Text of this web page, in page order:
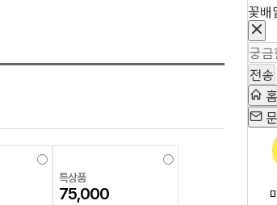
특상품
75,000
꽃배
전송
홈